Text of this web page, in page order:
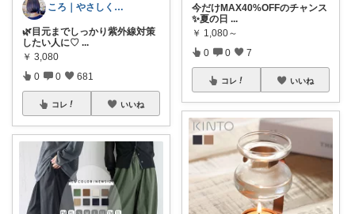
ころ｜やさしく整う暮らしの道具🌿
🌿目元までしっかり紫外線対策
したい人に♡ ...
￥ 3,080
0 0 681
コレ いいね
今だけMAX40%OFFのチャンス
✨夏の日 ...
￥ 1,080～
0 0 7
コレ いいね